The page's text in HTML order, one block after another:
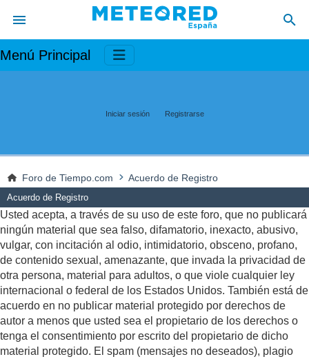
Menú Principal
Iniciar sesión Registrarse
Foro de Tiempo.com Acuerdo de Registro
Acuerdo de Registro
Usted acepta, a través de su uso de este foro, que no publicará
ningún material que sea falso, difamatorio, inexacto, abusivo,
vulgar, con incitación al odio, intimidatorio, obsceno, profano,
de contenido sexual, amenazante, que invada la privacidad de
otra persona, material para adultos, o que viole cualquier ley
internacional o federal de los Estados Unidos. También está de
acuerdo en no publicar material protegido por derechos de
autor a menos que usted sea el propietario de los derechos o
tenga el consentimiento por escrito del propietario de dicho
material protegido. El spam (mensajes no deseados), plagio